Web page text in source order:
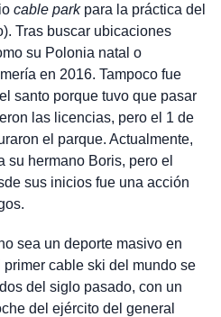
cable parkpara la práctica del
Tras buscar ubicaciones
su Polonia natal o
en 2016. Tampoco fue
santo porque tuvo que pasar
las licencias, pero el 1 de
el parque. Actualmente,
su hermano Boris, pero el
sus inicios fue una acción
sea un deporte masivo en
primer cable ski del mundo se
del siglo pasado, con un
del ejército del general